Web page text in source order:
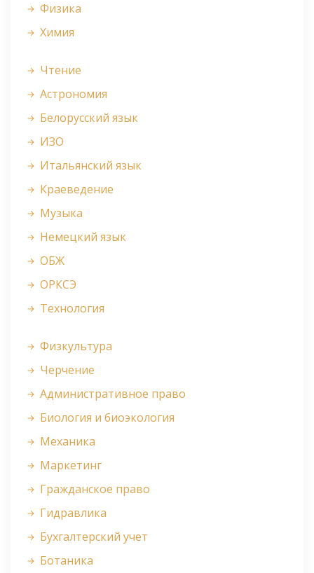
Физика
Химия
Чтение
Астрономия
Белорусский язык
ИЗО
Итальянский язык
Краеведение
Музыка
Немецкий язык
ОБЖ
ОРКСЭ
Технология
Физкультура
Черчение
Административное право
Биология и биоэкология
Механика
Маркетинг
Гражданское право
Гидравлика
Бухгалтерский учет
Ботаника